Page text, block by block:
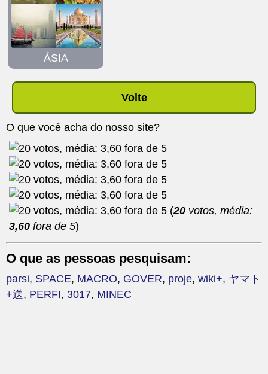
ÁSIA
Volte
O que você acha do nosso site?
(20 votos, média:
3,60 fora de 5)
O que as pessoas pesquisam:
parsi, SPACE, MACRO, GOVER, proje, wiki+, ヤマト
+送, PERFI, 3017, MINEC